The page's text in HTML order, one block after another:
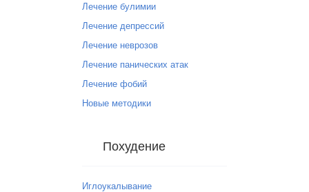
Лечение булимии
Лечение депрессий
Лечение неврозов
Лечение панических атак
Лечение фобий
Новые методики
Похудение
Иглоукалывание